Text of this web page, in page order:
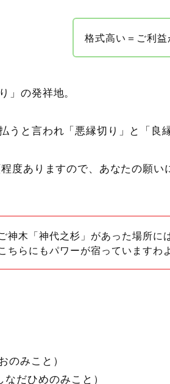
格式高い＝ご利益
」の発祥地。
うと言われ「悪縁切り」と「良
度ありますので、あなたの願い
神木「神代之杉」があった場所に
ちらにもパワーが宿っていますわ
のみこと）
だひめのみこと）